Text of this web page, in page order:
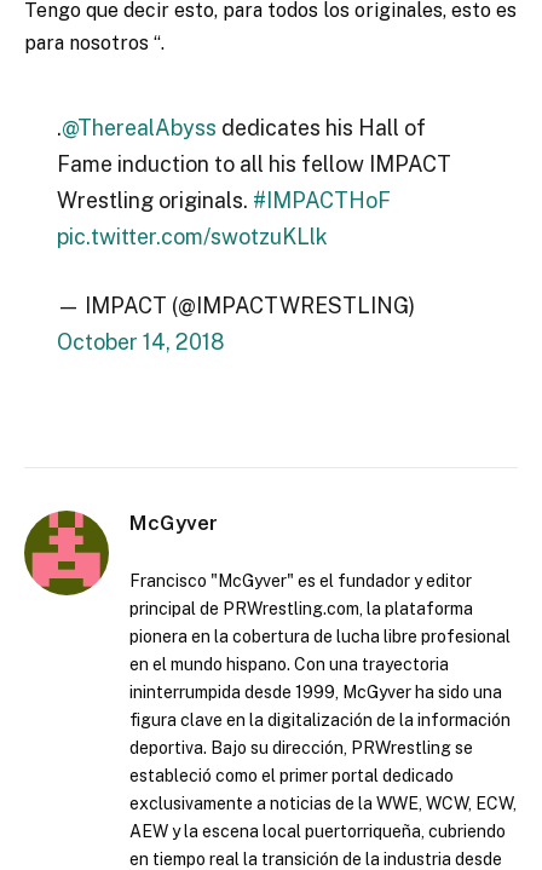
Tengo que decir esto, para todos los originales, esto es
para nosotros “.
.@TherealAbyss dedicates his Hall of
Fame induction to all his fellow IMPACT
Wrestling originals. #IMPACTHoF
pic.twitter.com/swotzuKLlk
— IMPACT (@IMPACTWRESTLING)
October 14, 2018
McGyver
Francisco "McGyver" es el fundador y editor
principal de PRWrestling.com, la plataforma
pionera en la cobertura de lucha libre profesional
en el mundo hispano. Con una trayectoria
ininterrumpida desde 1999, McGyver ha sido una
figura clave en la digitalización de la información
deportiva. Bajo su dirección, PRWrestling se
estableció como el primer portal dedicado
exclusivamente a noticias de la WWE, WCW, ECW,
AEW y la escena local puertorriqueña, cubriendo
en tiempo real la transición de la industria desde